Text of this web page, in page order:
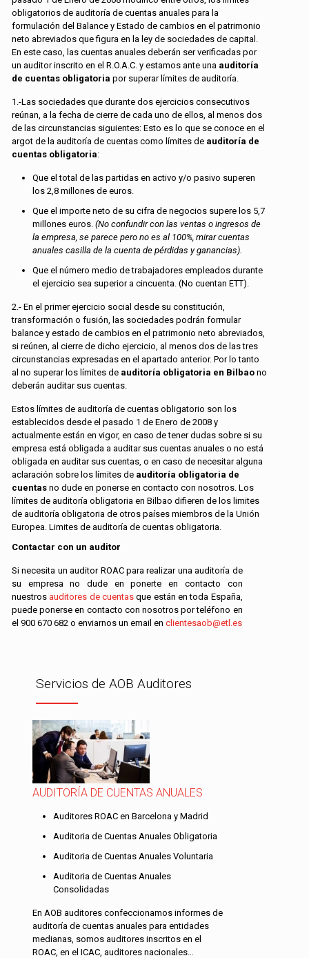
obligatorios de auditoría de cuentas anuales para la
formulación del Balance y Estado de cambios en el patrimonio
neto abreviados que figura en la ley de sociedades de capital.
En este caso, las cuentas anuales deberán ser verificadas por
un auditor inscrito en el R.O.A.C. y estamos ante una auditoría
de cuentas obligatoria por superar límites de auditoría.
1.-Las sociedades que durante dos ejercicios consecutivos
reúnan, a la fecha de cierre de cada uno de ellos, al menos dos
de las circunstancias siguientes: Esto es lo que se conoce en el
argot de la auditoría de cuentas como límites de auditoría de
cuentas obligatoria:
Que el total de las partidas en activo y/o pasivo superen
los 2,8 millones de euros.
Que el importe neto de su cifra de negocios supere los 5,7
millones euros. (No confundir con las ventas o ingresos de
la empresa, se parece pero no es al 100%, mirar cuentas
anuales casilla de la cuenta de pérdidas y ganancias).
Que el número medio de trabajadores empleados durante
el ejercicio sea superior a cincuenta. (No cuentan ETT).
2.- En el primer ejercicio social desde su constitución,
transformación o fusión, las sociedades podrán formular
balance y estado de cambios en el patrimonio neto abreviados,
si reúnen, al cierre de dicho ejercicio, al menos dos de las tres
circunstancias expresadas en el apartado anterior. Por lo tanto
al no superar los límites de auditoría obligatoria en Bilbao no
deberán auditar sus cuentas.
Estos límites de auditoría de cuentas obligatorio son los
establecidos desde el pasado 1 de Enero de 2008 y
actualmente están en vigor, en caso de tener dudas sobre si su
empresa está obligada a auditar sus cuentas anuales o no está
obligada en auditar sus cuentas, o en caso de necesitar alguna
aclaración sobre los límites de auditoría obligatoria de
cuentas no dude en ponerse en contacto con nosotros. Los
límites de auditoría obligatoria en Bilbao difieren de los limites
de auditoría obligatoria de otros países miembros de la Unión
Europea. Limites de auditoría de cuentas obligatoria.
Contactar con un auditor
Si necesita un auditor ROAC para realizar una auditoría de
su empresa no dude en ponerte en contacto con
nuestros auditores de cuentasque están en toda España,
puede ponerse en contacto con nosotros por teléfono en
el 900 670 682 o enviarnos un email en clientesaob@etl.es
Servicios de AOB Auditores
AUDITORÍA DE CUENTAS ANUALES
Auditores ROAC en Barcelona y Madrid
Auditoria de Cuentas Anuales Obligatoria
Auditoria de Cuentas Anuales Voluntaria
Auditoria de Cuentas Anuales
Consolidadas
En AOB auditores confeccionamos informes de
auditoría de cuentas anuales para entidades
medianas, somos auditores inscritos en el
ROAC, en el ICAC, auditores nacionales…